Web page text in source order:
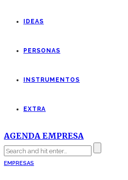
IDEAS
PERSONAS
INSTRUMENTOS
EXTRA
AGENDA EMPRESA
EMPRESAS